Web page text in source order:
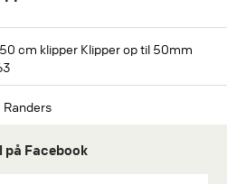
cm klipper Klipper op til 50mm
Randers
på Facebook